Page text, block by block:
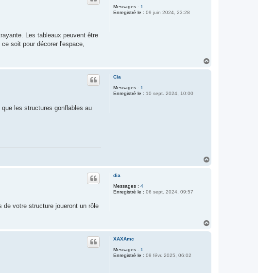
Messages : 1
Enregistré le : 09 juin 2024, 23:28
Les tableaux peuvent être
soit pour décorer l'espace,
Cia
Messages : 1
Enregistré le : 10 sept. 2024, 10:00
les structures gonflables au
dia
Messages : 4
Enregistré le : 06 sept. 2024, 09:57
votre structure joueront un rôle
XAXAmc
Messages : 1
Enregistré le : 09 févr. 2025, 06:02